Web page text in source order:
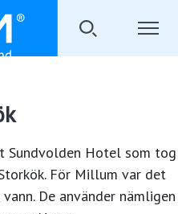
Sundvolden Hotel som tog
För Millum var det
De använder nämligen